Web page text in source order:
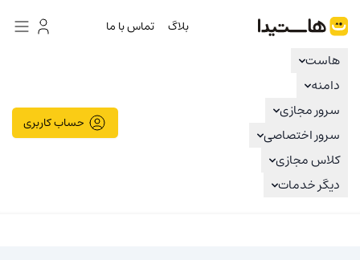
هاستیدا بلاگ تماس با ما
هاست
دامنه
سرور مجازی
سرور اختصاصی
کلاس مجازی
دیگر خدمات
حساب کاربری